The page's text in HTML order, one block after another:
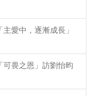
愛中，逐漸成長」
可畏之恩」訪劉怡昀